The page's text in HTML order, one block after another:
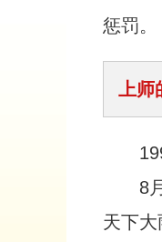
惩罚。
上师
8
天下